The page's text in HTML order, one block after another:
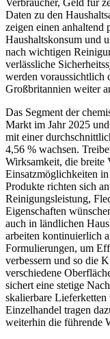
Verbraucher, Geld für
Daten zu den
zeigen einen anhaltend
Haushaltskonsum und
nach wichtigen
verlässliche
werden voraussichtlich
Großbritannien weiter
Das Segment der
Markt im Jahr 2025
mit einer
4,56 % wachsen.
Wirksamkeit, die breite
Einsatzmöglichkeiten
Produkte richten sich
Reinigungsleistung,
Eigenschaften
auch in ländlichen
arbeiten kontinuierlich
Formulierungen, um
verbessern und so die
verschiedene
sichert eine stetige
skalierbare
Einzelhandel tragen
weiterhin die führende